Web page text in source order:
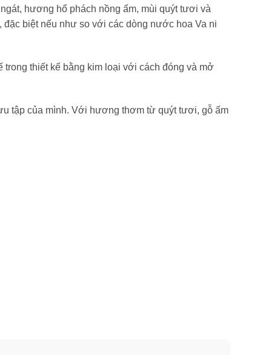
hương hổ phách nồng ấm, mùi quýt tươi và
biệt nếu như so với các dòng nước hoa Va ni
thiết kế bằng kim loại với cách đóng và mở
tập của mình. Với hương thơm từ quýt tươi, gỗ ấm